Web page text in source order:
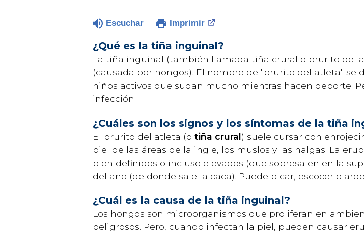
Escuchar Imprimir
¿Qué es la tiña inguinal?
La tiña inguinal (también llamada tiña crural o prurito del
(causada por hongos). El nombre de "prurito del atleta" se
niños activos que sudan mucho mientras hacen deporte.
infección.
¿Cuáles son los signos y los síntomas de la tiña
El prurito del atleta (o tiña crural) suele cursar con
piel de las áreas de la ingle, los muslos y las nalgas. La
bien definidos o incluso elevados (que sobresalen en la
del ano (de donde sale la caca). Puede picar, escocer o
¿Cuál es la causa de la tiña inguinal?
Los hongos son microorganismos que proliferan en
peligrosos. Pero, cuando infectan la piel, pueden causar